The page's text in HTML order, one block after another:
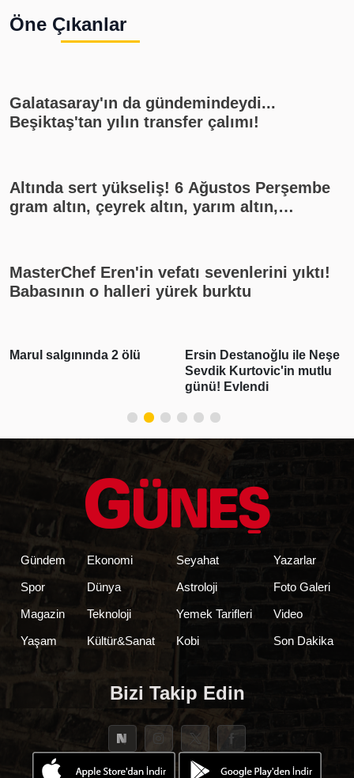
Öne Çıkanlar
Galatasaray'ın da gündemindeydi...
Beşiktaş'tan yılın transfer çalımı!
Altında sert yükseliş! 6 Ağustos Perşembe
gram altın, çeyrek altın, yarım altın,
MasterChef Eren'in vefatı sevenlerini yıktı!
Babasının o halleri yürek burktu
Marul salgınında 2 ölü
Ersin Destanoğlu ile Neşe
Sevdik Kurtovic'in mutlu
günü! Evlendi
Gündem
Spor
Magazin
Yaşam
Ekonomi
Dünya
Teknoloji
Kültür&Sanat
Seyahat
Astroloji
Yemek Tarifleri
Kobi
Yazarlar
Foto Galeri
Video
Son Dakika
Bizi Takip Edin